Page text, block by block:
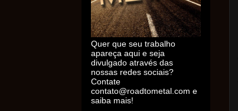
Quer que seu trabalho
apareça aqui e seja
divulgado através das
nossas redes sociais?
Contate
contato@roadtometal.com e
saiba mais!